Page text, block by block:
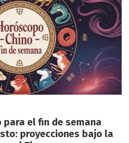
para el fin de semana
proyecciones bajo la